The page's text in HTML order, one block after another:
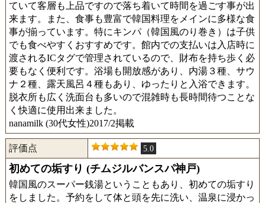
ていて客層も上品ですので落ち着いて時間を過ごす事が出
来ます。また、食事も豊富で韓国料理をメインに多様な食
事が揃っています。特にキンパ（韓国風のり巻き）は子供
でも食べやすくおすすめです。館内での支払いは入店時に
渡されるICタグで管理されているので、財布を持ち歩く必
要もなく便利です。浴場も開放感があり、内湯３種、サウ
ナ２種、露天風呂４種もあり、ゆったりと入浴できます。
脱衣所も広く洗面台も多いので混雑時も長時間待つことな
く快適に使用出来ました。
nanamilk (30代女性)2017/2掲載
評価点 5.0
初めての垢すり (チムジルバンスパ神戸)
韓国風のスーパー銭湯ということもあり、初めての垢すり
をしました。予約をして体と頭を先に洗い、温泉に浸かっ